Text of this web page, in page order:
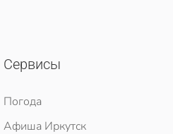
Сервисы
Погода
Афиша Иркутск